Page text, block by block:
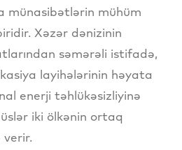
münasibətlərin mühüm
Xəzər dənizinin
səmərəli istifadə,
layihələrinin həyata
enerji təhlükəsizliyinə
iki ölkənin ortaq
verir.